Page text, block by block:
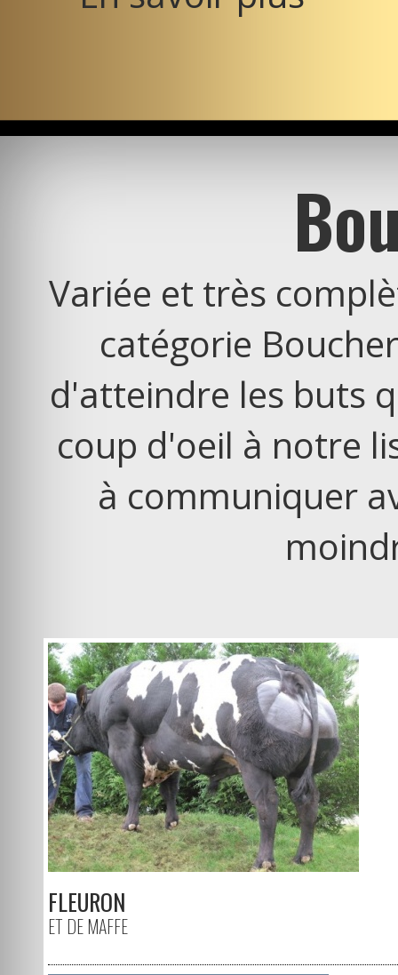
Variée et très
catégorie
d'atteindre les buts
coup d'oeil à notre
à communiquer
FLEURON
ET DE MAFFE